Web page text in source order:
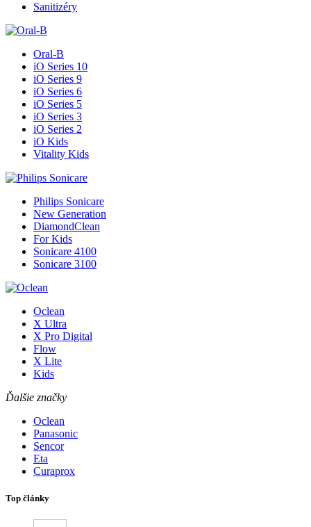
Sanitizéry
Oral-B
iO Series 10
iO Series 9
iO Series 6
iO Series 5
iO Series 3
iO Series 2
iO Kids
Vitality Kids
Philips Sonicare
New Generation
DiamondClean
For Kids
Sonicare 4100
Sonicare 3100
Oclean
X Ultra
X Pro Digital
Flow
X Lite
Kids
Ďalšie značky
Oclean
Panasonic
Sencor
Eta
Curaprox
Top články